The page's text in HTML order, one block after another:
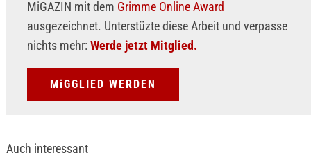
MiGAZIN mit dem Grimme Online Award
ausgezeichnet. Unterstüzte diese Arbeit und verpasse
nichts mehr: Werde jetzt Mitglied.
MiGGLIED WERDEN
Auch interessant